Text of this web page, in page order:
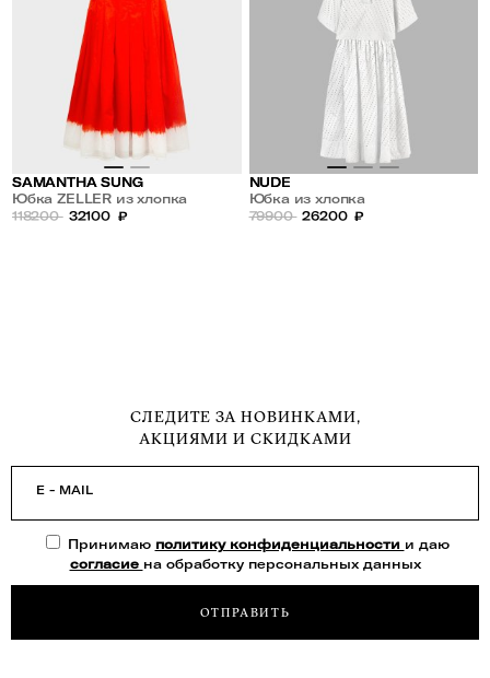
SAMANTHA SUNG
Юбка ZELLER из хлопка
118200 32100 ₽
NUDE
Юбка из хлопка
79900 26200 ₽
СЛЕДИТЕ ЗА НОВИНКАМИ,
АКЦИЯМИ И СКИДКАМИ
E - MAIL
Принимаю политику конфиденциальности и даю
согласие на обработку персональных данных
ОТПРАВИТЬ